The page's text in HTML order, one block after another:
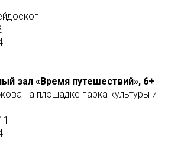
зал «Время путешествий», 6+
на площадке парка культуры и